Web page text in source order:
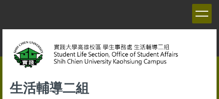
生活輔導二組